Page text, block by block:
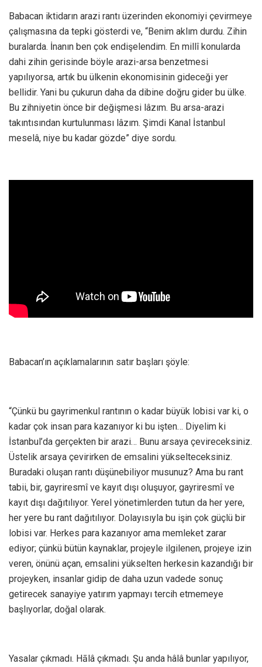
Babacan iktidarın arazi rantı üzerinden ekonomiyi çevirmeye
çalışmasına da tepki gösterdi ve, “Benim aklım durdu. Zihin
buralarda. İnanın ben çok endişelendim. En millî konularda
dahi zihin gerisinde böyle arazi-arsa benzetmesi
yapılıyorsa, artık bu ülkenin ekonomisinin gideceği yer
bellidir. Yani bu çukurun daha da dibine doğru gider bu ülke.
Bu zihniyetin önce bir değişmesi lâzım. Bu arsa-arazi
takıntısından kurtulunması lâzım. Şimdi Kanal İstanbul
meselâ, niye bu kadar gözde” diye sordu.
Babacan’ın açıklamalarının satır başları şöyle:
“Çünkü bu gayrimenkul rantının o kadar büyük lobisi var ki, o
kadar çok insan para kazanıyor ki bu işten… Diyelim ki
İstanbul’da gerçekten bir arazi… Bunu arsaya çevireceksiniz.
Üstelik arsaya çevirirken de emsalini yükselteceksiniz.
Buradaki oluşan rantı düşünebiliyor musunuz? Ama bu rant
tabii, bir, gayriresmî ve kayıt dışı oluşuyor, gayriresmî ve
kayıt dışı dağıtılıyor. Yerel yönetimlerden tutun da her yere,
her yere bu rant dağıtılıyor. Dolayısıyla bu işin çok güçlü bir
lobisi var. Herkes para kazanıyor ama memleket zarar
ediyor; çünkü bütün kaynaklar, projeyle ilgilenen, projeye izin
veren, önünü açan, emsalini yükselten herkesin kazandığı bir
projeyken, insanlar gidip de daha uzun vadede sonuç
getirecek sanayiye yatırım yapmayı tercih etmemeye
başlıyorlar, doğal olarak.
Yasalar çıkmadı. Hālâ çıkmadı. Şu anda hâlâ bunlar yapılıyor,